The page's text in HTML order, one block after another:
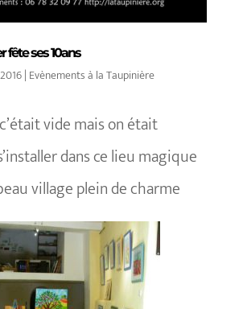
fête ses 10ans
| Evènements à la Taupinière
vide mais on était
dans ce lieu magique
village plein de charme